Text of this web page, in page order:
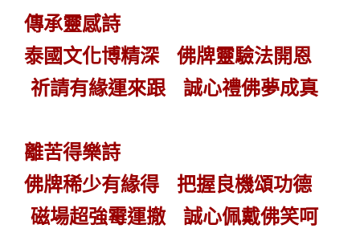
傳承靈感詩
泰國文化博精深 佛牌靈驗法開恩
祈請有緣運來跟 誠心禮佛夢成真
離苦得樂詩
佛牌稀少有緣得 把握良機頌功德
磁場超強霉運撤 誠心佩戴佛笑呵